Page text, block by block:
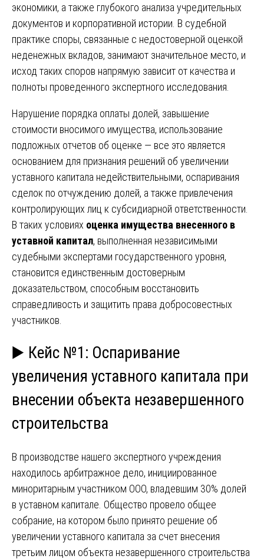
экономики, а также глубокого анализа учредительных
документов и корпоративной истории. В судебной
практике споры, связанные с недостоверной оценкой
неденежных вкладов, занимают значительное место, и
исход таких споров напрямую зависит от качества и
полноты проведенного экспертного исследования.
Нарушение порядка оплаты долей, завышение
стоимости вносимого имущества, использование
подложных отчетов об оценке — все это является
основанием для признания решений об увеличении
уставного капитала недействительными, оспаривания
сделок по отчуждению долей, а также привлечения
контролирующих лиц к субсидиарной ответственности.
В таких условиях оценка имущества внесенного в
уставной капитал, выполненная независимыми
судебными экспертами государственного уровня,
становится единственным достоверным
доказательством, способным восстановить
справедливость и защитить права добросовестных
участников.
▶️ Кейс №1: Оспаривание
увеличения уставного капитала при
внесении объекта незавершенного
строительства
В производстве нашего экспертного учреждения
находилось арбитражное дело, инициированное
миноритарным участником ООО, владевшим 30% долей
в уставном капитале. Общество провело общее
собрание, на котором было принято решение об
увеличении уставного капитала за счет внесения
третьим лицом объекта незавершенного строительства